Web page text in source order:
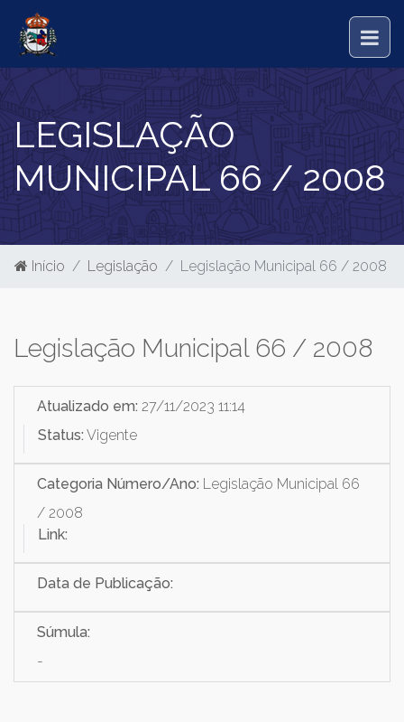
LEGISLAÇÃO
MUNICIPAL 66 / 2008
Início Legislação Legislação Municipal 66 / 2008
Legislação Municipal 66 / 2008
Atualizado em: 27/11/2023 11:14
Status: Vigente
Categoria Número/Ano: Legislação Municipal 66
/ 2008
Link:
Data de Publicação:
Súmula:
-